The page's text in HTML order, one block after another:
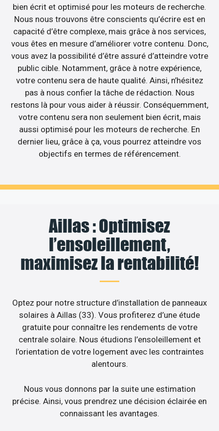
bien écrit et optimisé pour les moteurs de recherche.
Nous nous trouvons être conscients qu’écrire est en
capacité d’être complexe, mais grâce à nos services,
vous êtes en mesure d’améliorer votre contenu. Donc,
vous avez la possibilité d’être assuré d’atteindre votre
public cible. Notamment, grâce à notre expérience,
votre contenu sera de haute qualité. Ainsi, n’hésitez
pas à nous confier la tâche de rédaction. Nous
restons là pour vous aider à réussir. Conséquemment,
votre contenu sera non seulement bien écrit, mais
aussi optimisé pour les moteurs de recherche. En
dernier lieu, grâce à ça, vous pourrez atteindre vos
objectifs en termes de référencement.
Aillas : Optimisez
l’ensoleillement,
maximisez la rentabilité!
Optez pour notre structure d’installation de panneaux
solaires à Aillas (33). Vous profiterez d’une étude
gratuite pour connaître les rendements de votre
centrale solaire. Nous étudions l’ensoleillement et
l’orientation de votre logement avec les contraintes
alentours.
Nous vous donnons par la suite une estimation
précise. Ainsi, vous prendrez une décision éclairée en
connaissant les avantages.